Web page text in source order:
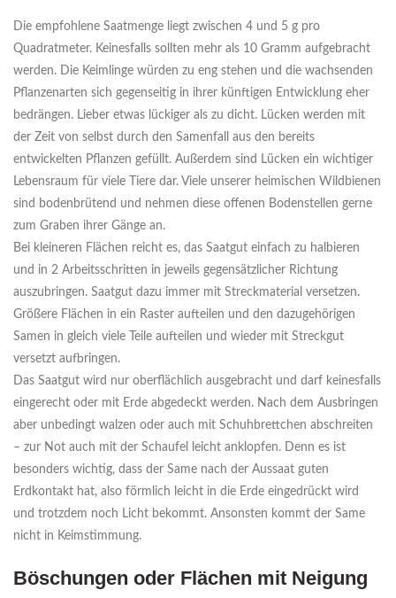
Die empfohlene Saatmenge liegt zwischen 4 und 5 g pro
Quadratmeter. Keinesfalls sollten mehr als 10 Gramm aufgebracht
werden. Die Keimlinge würden zu eng stehen und die wachsenden
Pflanzenarten sich gegenseitig in ihrer künftigen Entwicklung eher
bedrängen. Lieber etwas lückiger als zu dicht. Lücken werden mit
der Zeit von selbst durch den Samenfall aus den bereits
entwickelten Pflanzen gefüllt. Außerdem sind Lücken ein wichtiger
Lebensraum für viele Tiere dar. Viele unserer heimischen Wildbienen
sind bodenbrütend und nehmen diese offenen Bodenstellen gerne
zum Graben ihrer Gänge an.
Bei kleineren Flächen reicht es, das Saatgut einfach zu halbieren
und in 2 Arbeitsschritten in jeweils gegensätzlicher Richtung
auszubringen. Saatgut dazu immer mit Streckmaterial versetzen.
Größere Flächen in ein Raster aufteilen und den dazugehörigen
Samen in gleich viele Teile aufteilen und wieder mit Streckgut
versetzt aufbringen.
Das Saatgut wird nur oberflächlich ausgebracht und darf keinesfalls
eingerecht oder mit Erde abgedeckt werden. Nach dem Ausbringen
aber unbedingt walzen oder auch mit Schuhbrettchen abschreiten
– zur Not auch mit der Schaufel leicht anklopfen. Denn es ist
besonders wichtig, dass der Same nach der Aussaat guten
Erdkontakt hat, also förmlich leicht in die Erde eingedrückt wird
und trotzdem noch Licht bekommt. Ansonsten kommt der Same
nicht in Keimstimmung.
Böschungen oder Flächen mit Neigung